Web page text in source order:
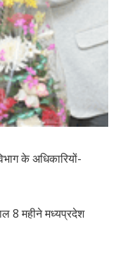
के अधिकारियों-
8 महीने मध्यप्रदेश